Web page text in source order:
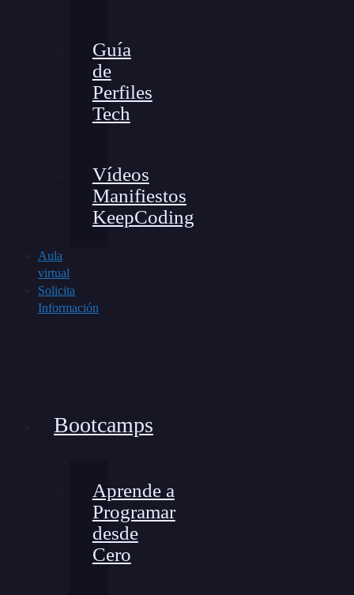
Guía
de
Perfiles
Tech
Vídeos
Manifiestos
KeepCoding
Aula
virtual
Solicita
Información
Bootcamps
Aprende a
Programar
desde
Cero